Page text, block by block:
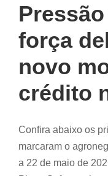
força
novo
crédito
Confira abaixo os
marcaram o
a 22 de maio de